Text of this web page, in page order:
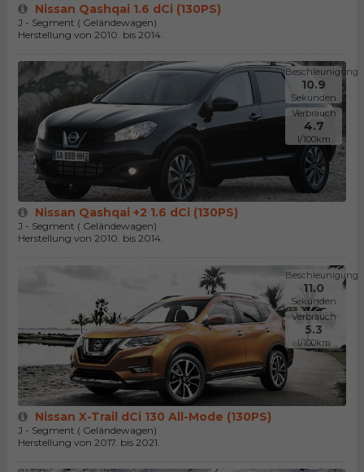
Nissan Qashqai 1.6 dCi (130PS)
J - Segment ( Geländewagen)
Herstellung von 2010. bis 2014.
Beschleunigung
10.9
Sekunden
Verbrauch
4.7
l/100km
Nissan Qashqai +2 1.6 dCi (130PS)
J - Segment ( Geländewagen)
Herstellung von 2010. bis 2014.
Beschleunigung
11.0
Sekunden
Verbrauch
5.3
l/100km
Nissan X-Trail dCi 130 All-Mode (130PS)
J - Segment ( Geländewagen)
Herstellung von 2017. bis 2021.